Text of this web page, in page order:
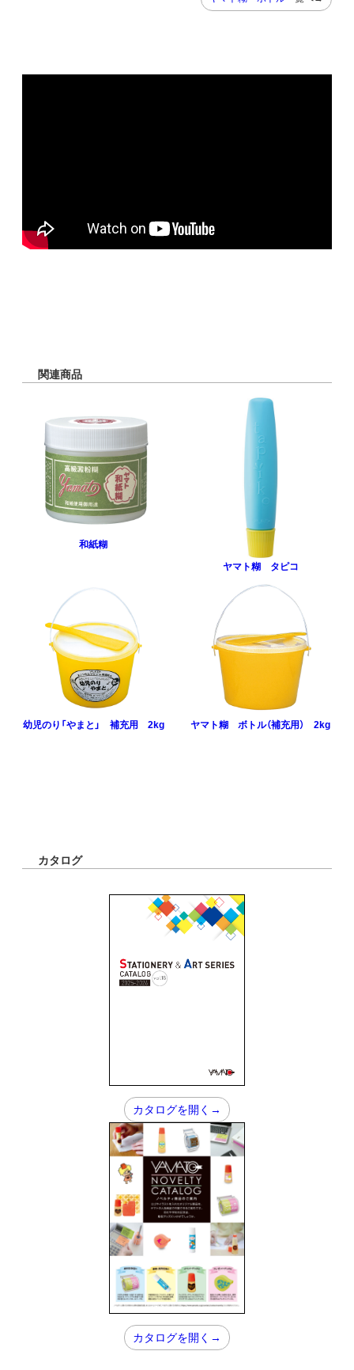
関連商品
和紙糊
ヤマト糊 タピコ
幼児のり「やまと」 補充用 2kg ヤマト糊 ボトル（補充用） 2kg
カタログ
カタログを開く→
カタログを開く→